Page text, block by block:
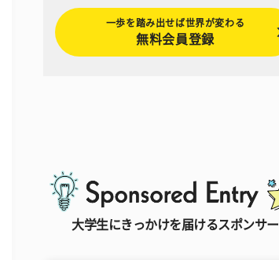
一歩を踏み出せば世界が変わる
無料会員登録
大学生にきっかけを届けるスポンサー